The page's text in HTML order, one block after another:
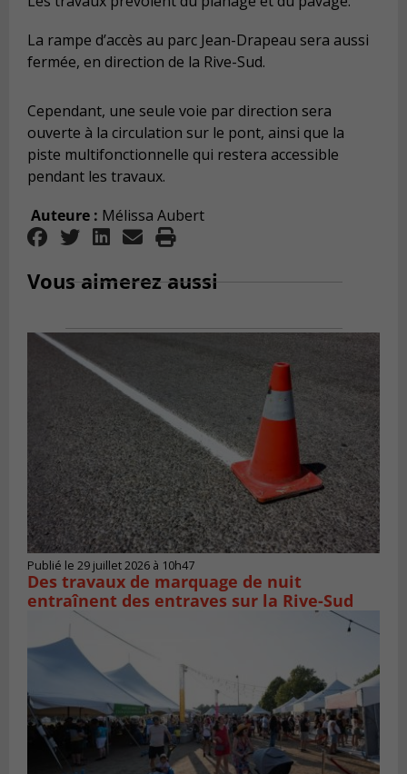
La rampe d’accès au parc Jean-Drapeau sera aussi
fermée, en direction de la Rive-Sud.
Cependant, une seule voie par direction sera
ouverte à la circulation sur le pont, ainsi que la
piste multifonctionnelle qui restera accessible
pendant les travaux.
Auteure : Mélissa Aubert
Vous aimerez aussi
Publié le 29 juillet 2026 à 10h47
Des travaux de marquage de nuit
entraînent des entraves sur la Rive-Sud